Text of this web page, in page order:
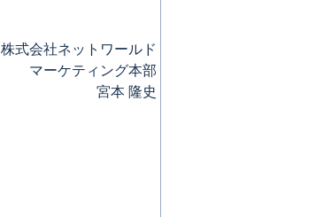
株式会社ネットワールド
マーケティング本部
宮本 隆史